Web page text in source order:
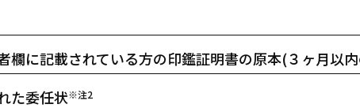
欄に記載されている方の印鑑証明書の原本(３ヶ月以
た委任状※注2